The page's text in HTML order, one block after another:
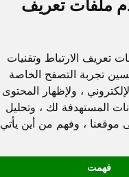
ملفات تعريف
تعريف الارتباط وتقنيات
تجربة التصفح الخاصة
، ولإظهار المحتوى
المستهدفة لك ، وتحليل
موقعنا ، وفهم من أين يأتي
فهمت
لدنيا الوطن © 2003 - 2022